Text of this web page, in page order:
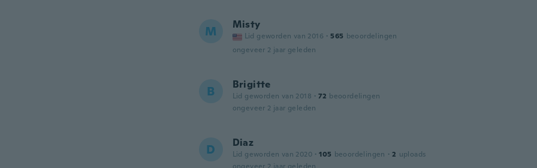
M Misty
Lid geworden van 2016 · 565 beoordelingen
ongeveer 2 jaar geleden
B Brigitte
Lid geworden van 2018 · 72 beoordelingen
ongeveer 2 jaar geleden
D Diaz
Lid geworden van 2020 · 105 beoordelingen · 2 uploads